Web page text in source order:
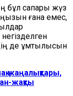
бұл сапары жүз
ғана емес,
де ұмтылысын
жаңалықтары,
жақты